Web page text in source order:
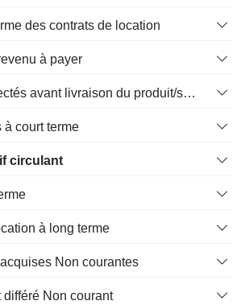
des contrats de location
à payer
Revenus collectés avant livraison du produit/service
à court terme
circulant
à long terme
Non courantes
différé Non courant